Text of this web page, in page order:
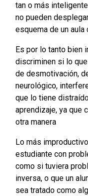
tan o más
no pueden
esquema de un
Es por lo tanto bien
discriminen si lo
de desmotivación,
neurológico,
que lo tiene
aprendizaje, ya que
otra manera
Lo más
estudiante con
como si tuviera
inversa, o que un
sea tratado como